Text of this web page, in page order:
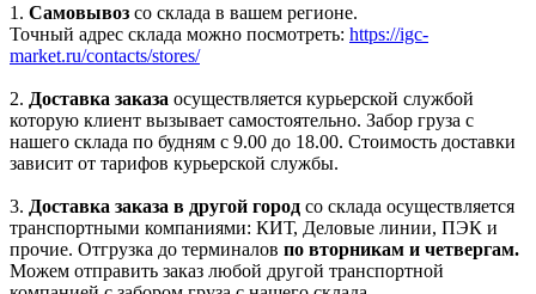
1. Самовывоз со склада в вашем регионе.
Точный адрес склада можно посмотреть: https://igc-
market.ru/contacts/stores/
2. Доставка заказа осуществляется курьерской службой
которую клиент вызывает самостоятельно. Забор груза с
нашего склада по будням с 9.00 до 18.00. Стоимость доставки
зависит от тарифов курьерской службы.
3. Доставка заказа в другой город со склада осуществляется
транспортными компаниями: КИТ, Деловые линии, ПЭК и
прочие. Отгрузка до терминалов по вторникам и четвергам.
Можем отправить заказ любой другой транспортной